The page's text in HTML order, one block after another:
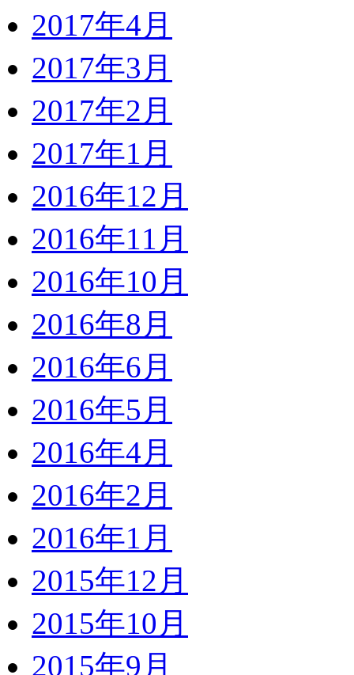
2017年4月
2017年3月
2017年2月
2017年1月
2016年12月
2016年11月
2016年10月
2016年8月
2016年6月
2016年5月
2016年4月
2016年2月
2016年1月
2015年12月
2015年10月
2015年9月